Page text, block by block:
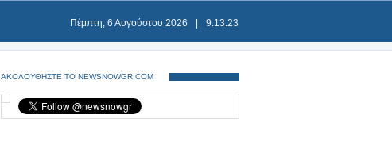
Πέμπτη, 6 Αυγούστου 2026 9:13:23
ΑΚΟΛΟΥΘΗΣΤΕ ΤΟ NEWSNOWGR.COM